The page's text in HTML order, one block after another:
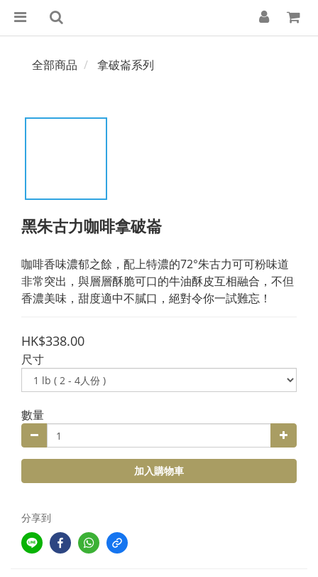
全部商品 拿破崙系列
黑朱古力咖啡拿破崙
咖啡香味濃郁之餘，配上特濃的72°朱古力可可粉味道
非常突出，與層層酥脆可口的牛油酥皮互相融合，不但
香濃美味，甜度適中不膩口，絕對令你一試難忘！
HK$338.00
尺寸
數量
加入購物車
分享到